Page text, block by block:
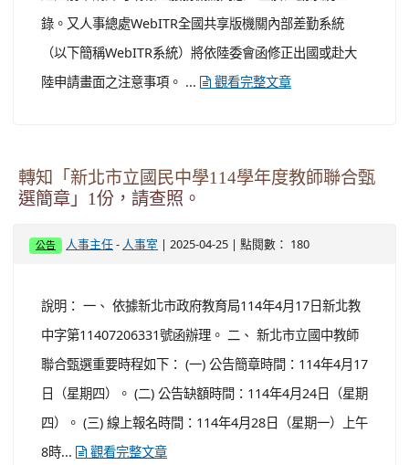
錄。又人事總處WebITR全國共享版機關內部差勤系統
（以下簡稱WebITR系統）將依陸委會函修正出國或赴大
陸申請畫面之注意事項。 ...
觀看完整文章
轉知「新北市立國民中學114學年度教師聯合甄
選簡章」1份，請查照。
公告 人事主任 - 人事室 | 2025-04-25 | 點閱數： 180
說明： 一、 依據新北市政府教育局114年4月17日新北教
中字第11407206331號函辦理。 二、 新北市立國中教師
聯合甄選重要時程如下： (一) 公告簡章時間：114年4月17
日（星期四）。 (二) 公告缺額時間：114年4月24日（星期
四）。 (三) 線上報名時間：114年4月28日（星期一）上午
8時...
觀看完整文章